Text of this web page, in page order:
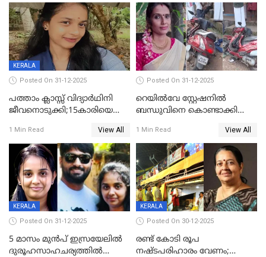
KERALA
Posted On 31-12-2025
പത്താം ക്ലാസ്സ് വിദ്യാര്‍ഥിനി
ജീവനൊടുക്കി;15കാരിയെ
കിടപ്പുമുറിയില്‍ തൂങ്ങി മരിച്ച
നിലയിൽ
1 Min Read View All
Posted On 31-12-2025
റെയിൽവേ സ്റ്റേഷനിൽ
ബന്ധുവിനെ കൊണ്ടാക്കി
ലോറി സ്കൂട്ടറിൽ ഇടിച്ചു :
യുവതിക്ക് ദാരുണാന്ത്യം
1 Min Read View All
KERALA
Posted On 31-12-2025
5 മാസം മുൻപ് ഇസ്രയേലിൽ
ദുരൂഹസാഹചര്യത്തിൽ
KERALA
Posted On 30-12-2025
രണ്ട് കോടി രൂപ
നഷ്ടപരിഹാരം വേണം;